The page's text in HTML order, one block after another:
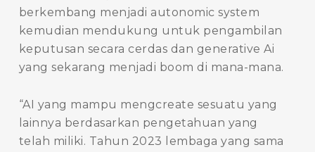
berkembang menjadi autonomic system
kemudian mendukung untuk pengambilan
keputusan secara cerdas dan generative Ai
yang sekarang menjadi boom di mana-mana.
“AI yang mampu mengcreate sesuatu yang
lainnya berdasarkan pengetahuan yang
telah miliki. Tahun 2023 lembaga yang sama